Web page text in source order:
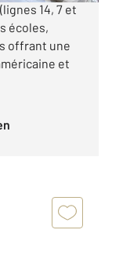
14, 7 et
écoles,
offrant une
et